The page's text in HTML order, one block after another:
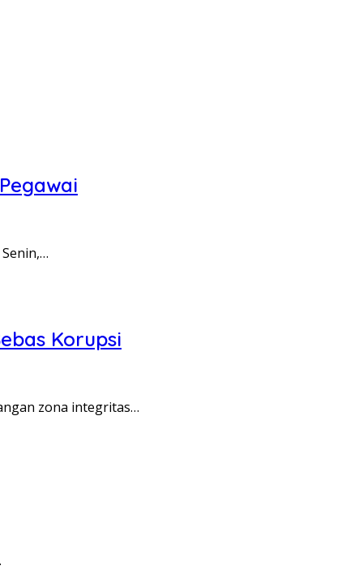
Korupsi
zona integritas…